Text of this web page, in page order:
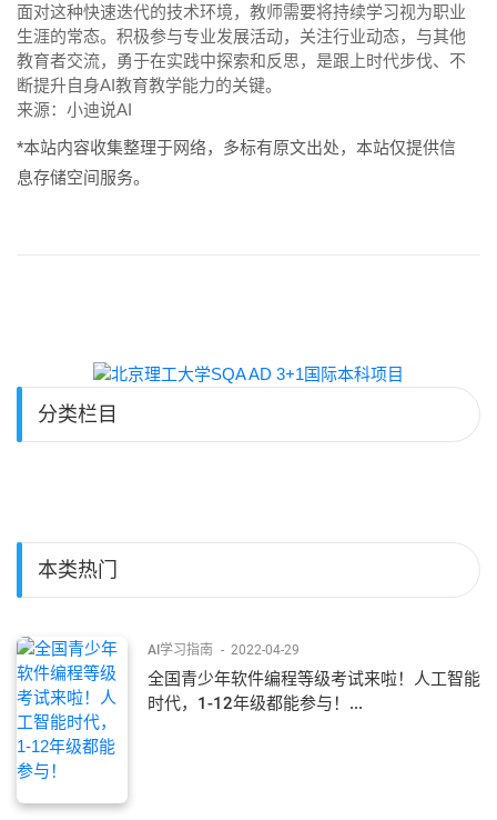
面对这种快速迭代的技术环境，教师需要将持续学习视为职业
生涯的常态。积极参与专业发展活动，关注行业动态，与其他
教育者交流，勇于在实践中探索和反思，是跟上时代步伐、不
断提升自身AI教育教学能力的关键。
来源：小迪说AI
*本站内容收集整理于网络，多标有原文出处，本站仅提供信
息存储空间服务。
分类栏目
本类热门
AI学习指南 - 2022-04-29
全国青少年软件编程等级考试来啦！人工智能
时代，1-12年级都能参与！...